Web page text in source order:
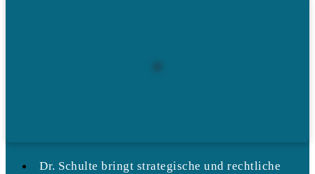
Dr. Schulte bringt strategische und rechtliche